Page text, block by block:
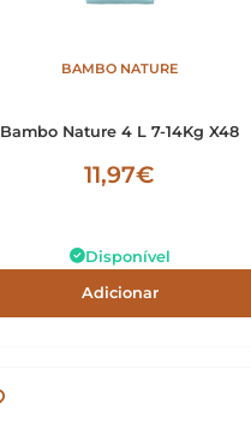
BAMBO NATURE
Bambo Nature 4 L 7-14Kg X48
11,97€
Disponível
Adicionar